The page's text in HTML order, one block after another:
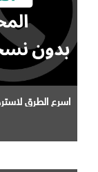
اسرع الطرق